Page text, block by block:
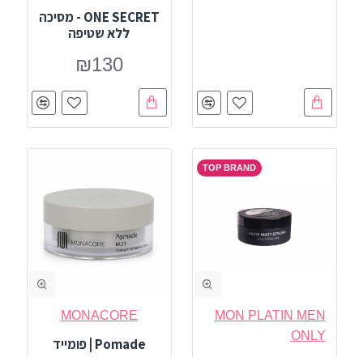
ONE SECRET - מסיכה
ללא שטיפה
₪130
TOP BRAND
MON PLATIN MEN
ONLY
MONACORE
Pomade | פומייד